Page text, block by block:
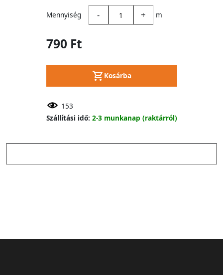
Mennyiség - + m
790 Ft
Kosárba
153
Szállítási idő: 2-3 munkanap (raktárról)